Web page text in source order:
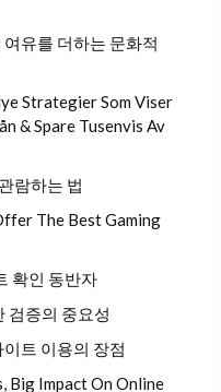
유를 더하는 문화적
Strategier Som Viser
& Spare Tusenvis Av
람하는 법
The Best Gaming
확인 동반자
검증의 중요성
트 이용의 장점
Big Impact On Online